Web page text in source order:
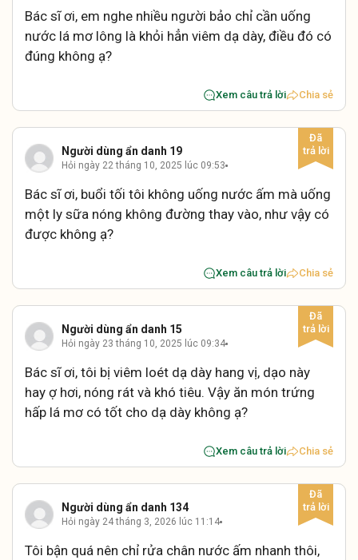
Bác sĩ ơi, em nghe nhiều người bảo chỉ cần uống
nước lá mơ lông là khỏi hẳn viêm dạ dày, điều đó có
đúng không ạ?
Xem câu trả lời Chia sẻ
Người dùng ẩn danh 19
Hỏi ngày 22 tháng 10, 2025 lúc 09:53
Bác sĩ ơi, buổi tối tôi không uống nước ấm mà uống
một ly sữa nóng không đường thay vào, như vậy có
được không ạ?
Xem câu trả lời Chia sẻ
Người dùng ẩn danh 15
Hỏi ngày 23 tháng 10, 2025 lúc 09:34
Bác sĩ ơi, tôi bị viêm loét dạ dày hang vị, dạo này
hay ợ hơi, nóng rát và khó tiêu. Vậy ăn món trứng
hấp lá mơ có tốt cho dạ dày không ạ?
Xem câu trả lời Chia sẻ
Người dùng ẩn danh 134
Hỏi ngày 24 tháng 3, 2026 lúc 11:14
Tôi bận quá nên chỉ rửa chân nước ấm nhanh thôi,